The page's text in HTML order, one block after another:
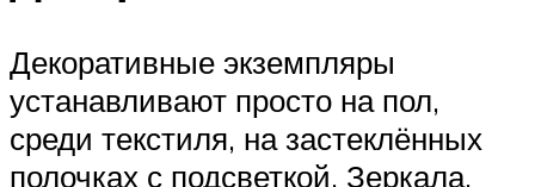
Декоративные экземпляры
устанавливают просто на пол,
среди текстиля, на застеклённых
полочках с подсветкой. Зеркала,